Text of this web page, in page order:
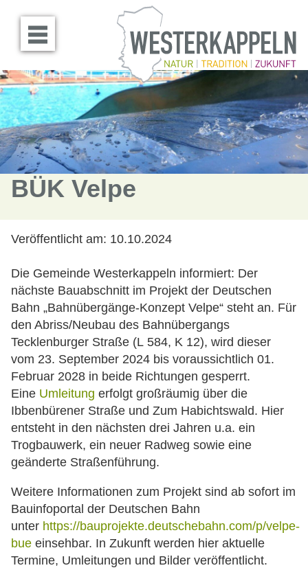
Menü öffnen
BÜK Velpe
Veröffentlicht am: 10.10.2024
Die Gemeinde Westerkappeln informiert: Der
nächste Bauabschnitt im Projekt der Deutschen
Bahn „Bahnübergänge-Konzept Velpe“ steht an. Für
den Abriss/Neubau des Bahnübergangs
Tecklenburger Straße (L 584, K 12), wird dieser
vom 23. September 2024 bis voraussichtlich 01.
Februar 2028 in beide Richtungen gesperrt.
Eine Umleitung erfolgt großräumig über die
Ibbenbürener Straße und Zum Habichtswald. Hier
entsteht in den nächsten drei Jahren u.a. ein
Trogbauwerk, ein neuer Radweg sowie eine
geänderte Straßenführung.
Weitere Informationen zum Projekt sind ab sofort im
Bauinfoportal der Deutschen Bahn
unter https://bauprojekte.deutschebahn.com/p/velpe-
bue einsehbar. In Zukunft werden hier aktuelle
Termine, Umleitungen und Bilder veröffentlicht.